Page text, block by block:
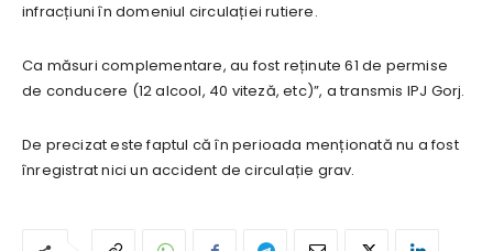
infracțiuni în domeniul circulației rutiere.
Ca măsuri complementare, au fost reținute 61 de permise
de conducere (12 alcool, 40 viteză, etc)”, a transmis IPJ Gorj.
De precizat este faptul că în perioada menționată nu a fost
înregistrat nici un accident de circulație grav.